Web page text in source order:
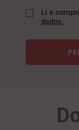
Li e
dados.